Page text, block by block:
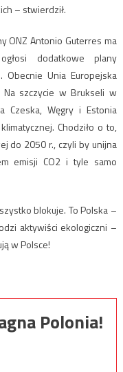
– stwierdził.
ONZ Antonio Guterres ma
dodatkowe plany
Obecnie Unia Europejska
szczycie w Brukseli w
Czeska, Węgry i Estonia
Chodziło o to,
do 2050 r., czyli by unijna
emisji CO2 i tyle samo
blokuje. To Polska –
aktywiści ekologiczni –
w Polsce!
Polonia!